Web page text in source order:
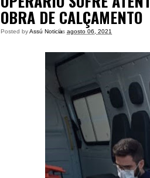
OBRA DE CALÇAMENTO
Posted byAssú Noticia
às agosto 06, 2021